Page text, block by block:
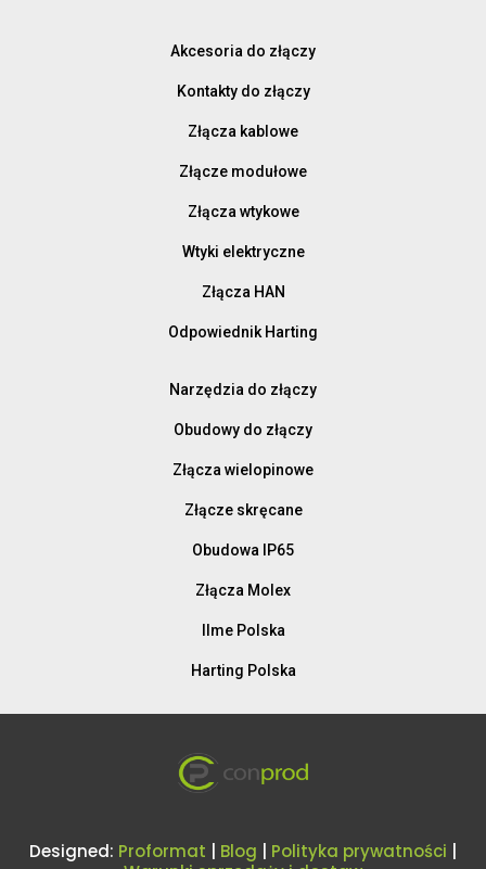
Akcesoria do złączy
Kontakty do złączy
Złącza kablowe
Złącze modułowe
Złącza wtykowe
Wtyki elektryczne
Złącza HAN
Odpowiednik Harting
Narzędzia do złączy
Obudowy do złączy
Złącza wielopinowe
Złącze skręcane
Obudowa IP65
Złącza Molex
Ilme Polska
Harting Polska
Designed: Proformat Blog Polityka prywatności